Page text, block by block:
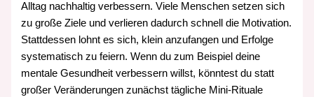
Alltag nachhaltig verbessern. Viele Menschen setzen sich
zu große Ziele und verlieren dadurch schnell die Motivation.
Stattdessen lohnt es sich, klein anzufangen und Erfolge
systematisch zu feiern. Wenn du zum Beispiel deine
mentale Gesundheit verbessern willst, könntest du statt
großer Veränderungen zunächst tägliche Mini‑Rituale